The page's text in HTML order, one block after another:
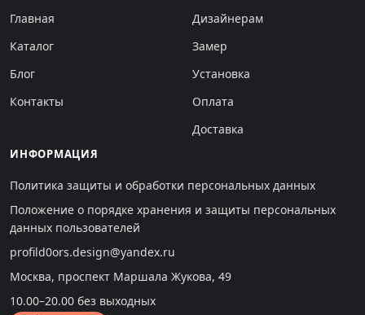
Главная
Каталог
Блог
Контакты
Дизайнерам
Замер
Установка
Оплата
Доставка
ИНФОРМАЦИЯ
Политика защиты и обработки персональных данных
Положение о порядке хранения и защиты персональных
данных пользователей
profild0ors.design@yandex.ru
Москва, проспект Маршала Жукова, 49
10.00–20.00 без выходных